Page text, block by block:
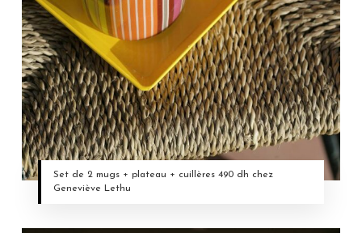
Set de 2 mugs + plateau + cuillères 490 dh chez
Geneviève Lethu